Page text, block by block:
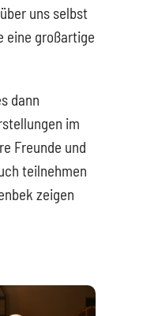
uns selbst
eine großartige
dann
im
Freunde und
teilnehmen
zeigen